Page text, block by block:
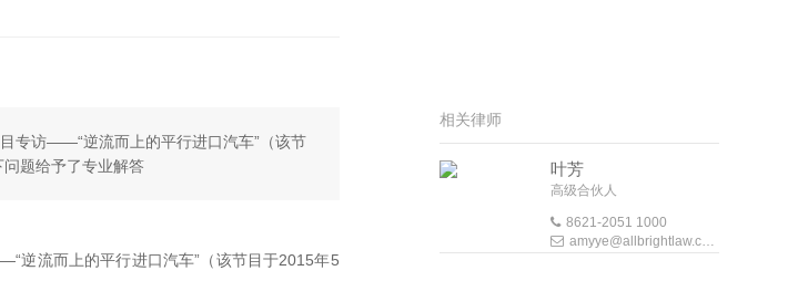
专访——“逆流而上的平行进口汽车”（该节
题给予了专业解答
逆流而上的平行进口汽车”（该节目于2015年5
相关律师
叶芳
高级合伙人
8621-2051 1000
amyye@allbrightlaw.com